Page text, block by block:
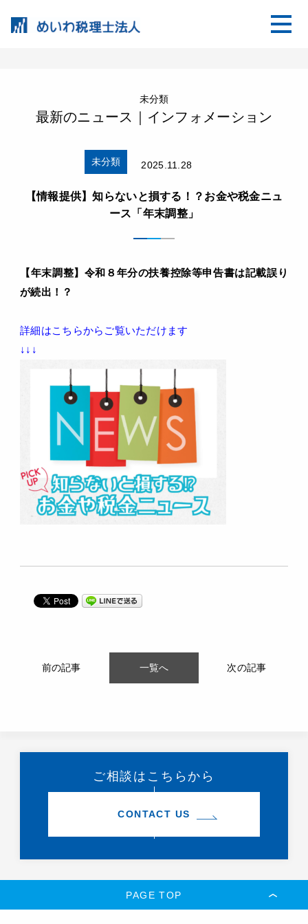
未分類
最新のニュース｜インフォメーション
未分類 2025.11.28
【情報提供】知らないと損する！？お金や税金ニュ
ース「年末調整」
【年末調整】 令和８年分の扶養控除等申告書は記載誤り
が続出！？
詳細はこちらからご覧いただけます
↓↓↓
前の記事 一覧へ 次の記事
ご相談はこちらから
CONTACT US
PAGE TOP